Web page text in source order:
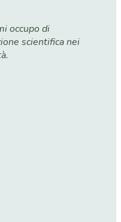
occupo di
scientifica nei